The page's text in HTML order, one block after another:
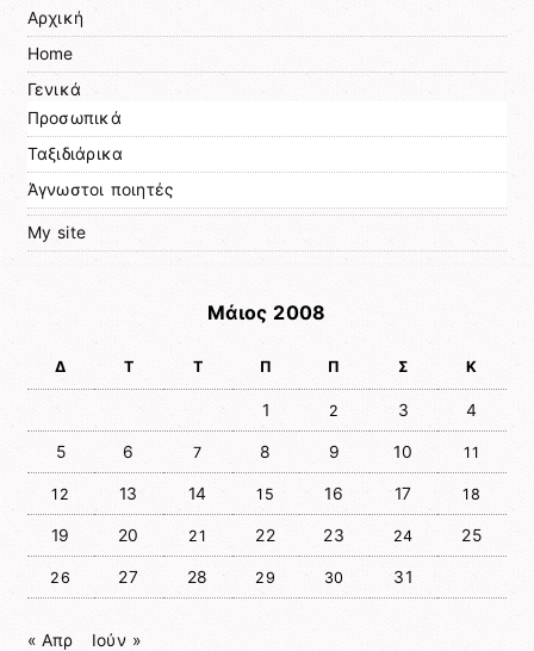
Αρχική
Home
Γενικά
Προσωπικά
Ταξιδιάρικα
Άγνωστοι ποιητές
My site
Μάιος 2008
Δ Τ Τ Π Π Σ Κ
1 2 3 4
5 6 7 8 9 10 11
12 13 14 15 16 17 18
19 20 21 22 23 24 25
26 27 28 29 30 31
« Απρ Ιούν »